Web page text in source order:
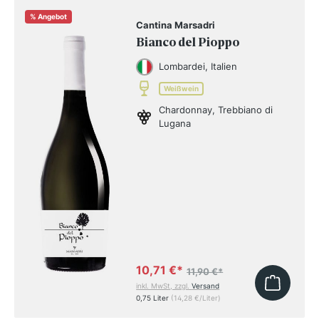
% Angebot
Cantina Marsadri
Bianco del Pioppo
Lombardei, Italien
Weißwein
Chardonnay, Trebbiano di
Lugana
10,71 €* 11,90 €*
inkl. MwSt, zzgl.Versand
0,75 Liter (14,28 €/Liter)